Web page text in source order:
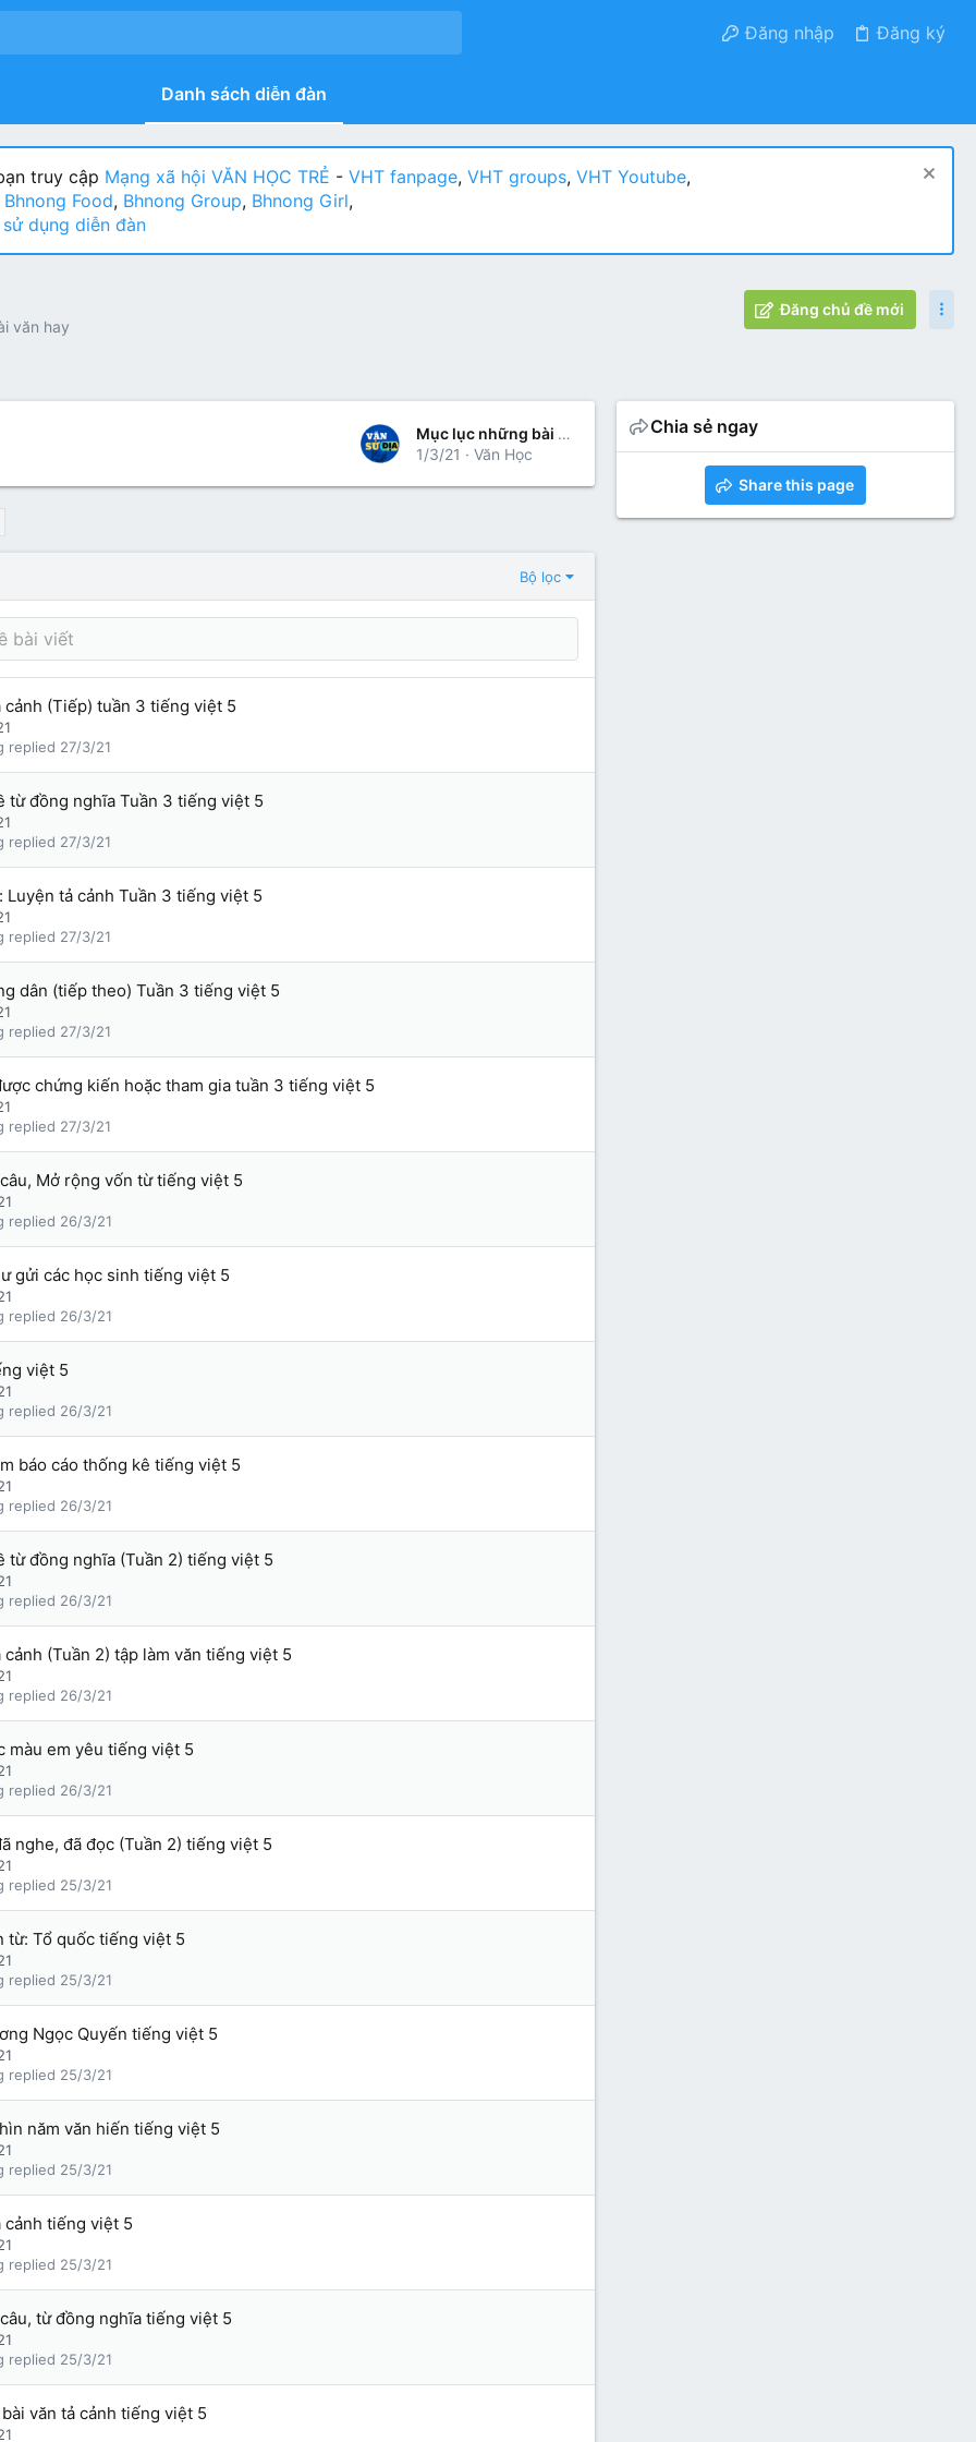
Đăng nhập Đăng ký
Danh sách diễn đàn
truy cập Mạng xã hội VĂN HỌC TRẺ - VHT fanpage, VHT groups, VHT Youtube,
Bhnong Food, Bhnong Group, Bhnong Girl,
sử dụng diễn đàn
văn hay
Đăng chủ đề mới
Mục lục những bài văn hay lớp 5, Van Hoc Tre forum biên soạn
1/3/21
Văn Học
Bộ lọc
cảnh (Tiếp) tuần 3 tiếng việt 5
27/3/21
từ đồng nghĩa Tuần 3 tiếng việt 5
27/3/21
Luyện tả cảnh Tuần 3 tiếng việt 5
27/3/21
dân (tiếp theo) Tuần 3 tiếng việt 5
27/3/21
chứng kiến hoặc tham gia tuần 3 tiếng việt 5
27/3/21
Mở rộng vốn từ tiếng việt 5
26/3/21
gửi các học sinh tiếng việt 5
26/3/21
việt 5
26/3/21
báo cáo thống kê tiếng việt 5
26/3/21
từ đồng nghĩa (Tuần 2) tiếng việt 5
26/3/21
cảnh (Tuần 2) tập làm văn tiếng việt 5
26/3/21
màu em yêu tiếng việt 5
26/3/21
nghe, đã đọc (Tuần 2) tiếng việt 5
25/3/21
từ: Tổ quốc tiếng việt 5
25/3/21
Ngọc Quyến tiếng việt 5
25/3/21
năm văn hiến tiếng việt 5
25/3/21
cảnh tiếng việt 5
25/3/21
từ đồng nghĩa tiếng việt 5
25/3/21
văn tả cảnh tiếng việt 5
Chia sẻ ngay
Share this page